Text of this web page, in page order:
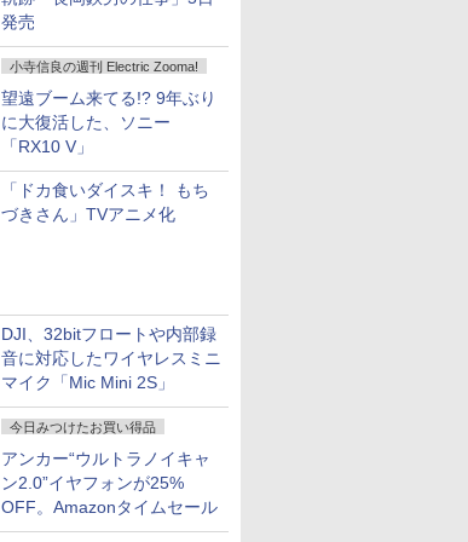
発売
小寺信良の週刊 Electric Zooma!
望遠ブーム来てる!? 9年ぶり
に大復活した、ソニー
「RX10 V」
「ドカ食いダイスキ！ もち
づきさん」TVアニメ化
DJI、32bitフロートや内部録
音に対応したワイヤレスミニ
マイク「Mic Mini 2S」
今日みつけたお買い得品
アンカー“ウルトラノイキャ
ン2.0”イヤフォンが25%
OFF。Amazonタイムセール